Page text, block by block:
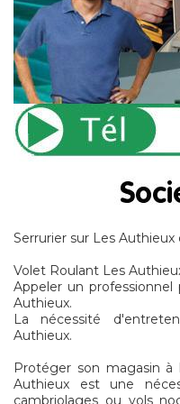
Serrurier sur Les Authieux
Volet Roulant Les
Appeler un
Authieux.
La nécessité
Authieux.
Protéger son magasin à
Authieux est une
cambriolages ou vols